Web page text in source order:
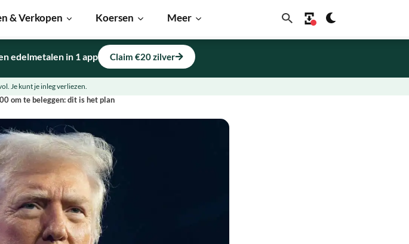
& Verkopen Koersen Meer
om te beleggen: dit is het plan
edelmetalen in 1 app Claim €20 zilver
Je kunt je inleg verliezen.